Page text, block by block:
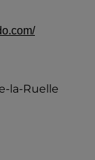
la-Ruelle